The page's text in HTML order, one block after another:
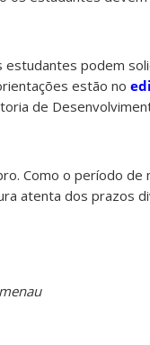
podem
estão no
de
Como o período
atenta dos prazos